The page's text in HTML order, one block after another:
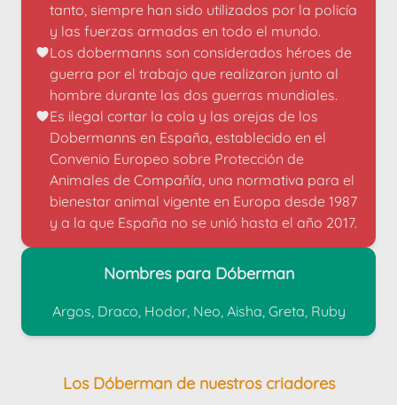
tanto, siempre han sido utilizados por la policía
y las fuerzas armadas en todo el mundo.
Los dobermanns son considerados héroes de
guerra por el trabajo que realizaron junto al
hombre durante las dos guerras mundiales.
Es ilegal cortar la cola y las orejas de los
Dobermanns en España, establecido en el
Convenio Europeo sobre Protección de
Animales de Compañía, una normativa para el
bienestar animal vigente en Europa desde 1987
y a la que España no se unió hasta el año 2017.
Nombres para Dóberman
Argos, Draco, Hodor, Neo, Aisha, Greta, Ruby
Los Dóberman de nuestros criadores